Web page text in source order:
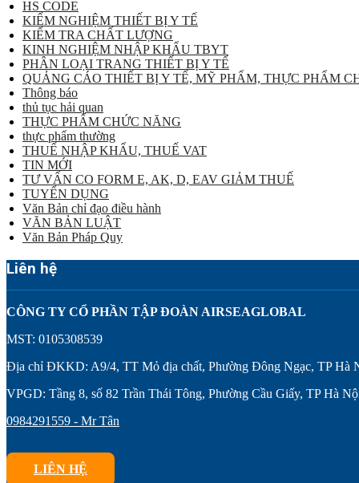
HS CODE
KIỂM NGHIỆM THIẾT BỊ Y TẾ
KIỂM TRA CHẤT LƯỢNG
KINH NGHIỆM NHẬP KHẨU TBYT
PHÂN LOẠI TRANG THIẾT BỊ Y TẾ
QUẢNG CÁO THIẾT BỊ Y TẾ, MỸ PHẨM, THỰC PHẨM
Thông báo
thủ tục hải quan
THỰC PHẨM CHỨC NĂNG
thực phẩm thường
THUẾ NHẬP KHẨU, THUẾ VAT
TIN MỚI
TƯ VẤN CO FORM E, AK, D, EAV GIẢM THUẾ
TUYỂN DỤNG
Văn Bản chỉ đạo điều hành
VĂN BẢN LUẬT
Văn Bản Pháp Quy
Liên hệ
CÔNG TY CỔ PHẦN TẬP ĐOÀN AIRSEAGLOBAL
MST: 0105308539
Địa chỉ ĐKKD: A9/4, TT Mỏ địa chất, Phường Đông Ngạc, TP Hà
VPGD: Tầng 8, số 82 Trần Thái Tông, Phường Cầu Giấy, TP Hà
0984291559 - Mr Tân
LIÊN HỆ